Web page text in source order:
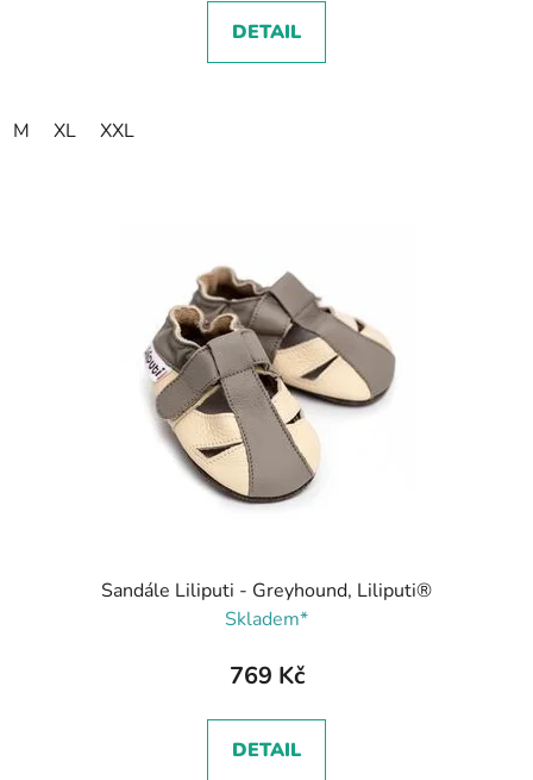
DETAIL
M XL XXL
Sandále Liliputi - Greyhound, Liliputi®
Skladem*
769 Kč
DETAIL